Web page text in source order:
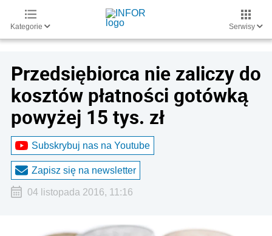
Kategorie Serwisy
Przedsiębiorca nie zaliczy do
kosztów płatności gotówką
powyżej 15 tys. zł
Subskrybuj nas na Youtube
Zapisz się na newsletter
04 listopada 2016, 11:16